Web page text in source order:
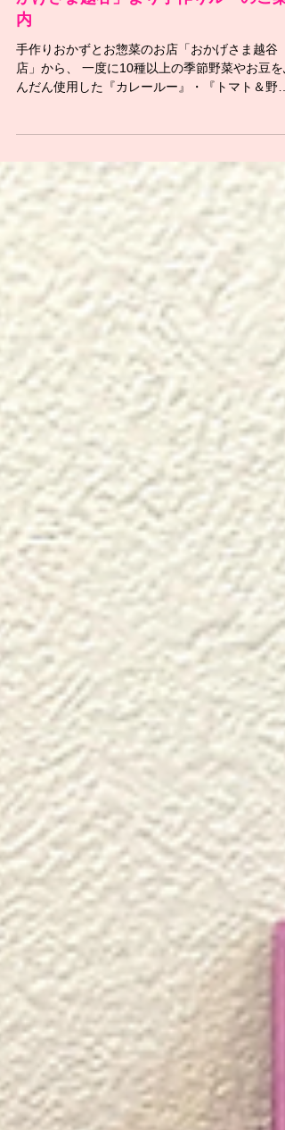
へ。手作りおかずとお惣菜のお店「お
かげさま越谷」より手作りルーのご案
内
手作りおかずとお惣菜のお店「おかげさま越谷
で販売いたします。 ●絶品！ スパイスカレール
ー...